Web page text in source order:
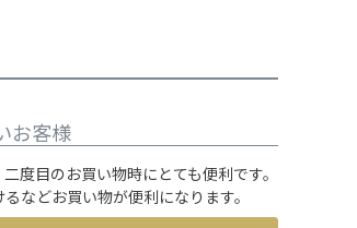
お客様
度目のお買い物時にとても便利です。
などお買い物が便利になります。